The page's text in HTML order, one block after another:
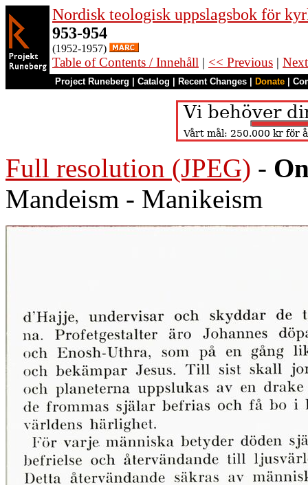
Nordisk teologisk uppslagsbok för
953-954
(1952-1957)
Table of Contents / Innehåll | << Previous |
Project Runeberg Catalog Recent Changes Donate
Full resolution (JPEG) -
Mandeism - Manikeism